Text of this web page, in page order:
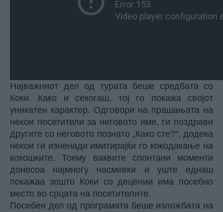
Најважниот дел од турата беше средбата со
Коки. Како и секогаш, тој го покажа својот
уникатен карактер. Одговори на прашањата на
некои посетители за неговото име, ги поздрави
другите со неговото познато „Како сте?“, додека
некои ги изненади имитирајќи го кокодакање на
кокошките. Токму ваквите спонтани моменти
донесоа најмногу насмевки и уште еднаш
покажаа зошто Коки со децении има посебно
место во срцата на посетителите.
Посебен дел од програмата беше изложбата на